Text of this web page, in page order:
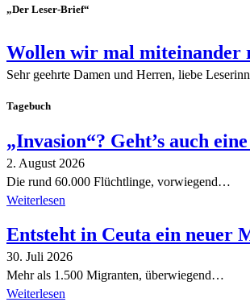
„Der Leser-Brief“
Wollen wir mal miteinander
Sehr geehrte Damen und Herren, liebe
Tagebuch
„Invasion“? Geht’s auch
2. August 2026
Die rund 60.000 Flüchtlinge, vorwiegend…
Weiterlesen
Entsteht in Ceuta ein neuer
30. Juli 2026
Mehr als 1.500 Migranten, überwiegend…
Weiterlesen